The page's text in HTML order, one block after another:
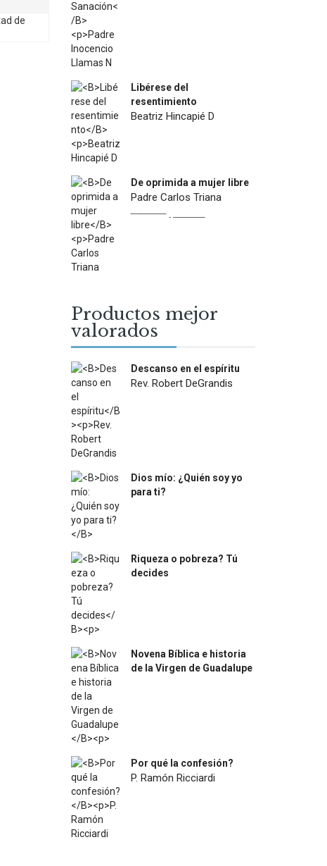
Libérese del
resentimiento
Beatriz Hincapié D
De oprimida a mujer libre
Padre Carlos Triana
$22.900
Productos mejor
valorados
Descanso en el espíritu
Rev. Robert DeGrandis
Dios mío: ¿Quién soy yo
para ti?
Riqueza o pobreza? Tú
decides
Novena Bíblica e historia
de la Virgen de Guadalupe
Por qué la confesión?
P. Ramón Ricciardi